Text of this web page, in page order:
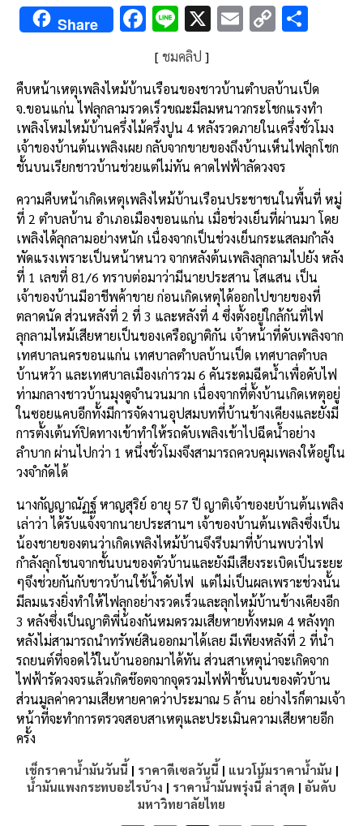
Share F
ac
e
b
o
o
k
Li
n
e
X E
l
C
Li
n
k
e
[ชมคลิป ]
คืบหน้าเหตุเพลิงไหม้บ้านเรือนของชาวบ้านตำบลบ้านเป็ด
จ.ขอนแก่น ไฟลุกลามรวดเร็วขณะมีลมหนาวกระโชกแรงทำ
เพลิงโหมไหม้บ้านครึ่งไม้ครึ่งปูน 4หลังรวดภายในเครึ่งชั่วโมง
เจ้าของบ้านต้นเพลิงเผย กลับจากขายของถึงบ้านเห็นไฟลุกโชก
ชั้นบนเรียกชาวบ้านช่วยแต่ไม่ทัน คาดไฟฟ้าลัดวงจร
ความคืบหน้าเกิดเหตุเพลิงไหม้บ้านเรือนประชาชนในพื้นที่ หมู่
ที่ 2 ตำบลบ้าน อำเภอเมืองขอนแก่น เมื่อช่วงเย็นที่ผ่านมา โดย
เพลิงได้ลุกลามอย่างหนัก เนื่องจากเป็นช่วงเย็นกระแสลมกำลัง
พัดแรงเพราะเป็นหน้าหนาว จากหลังต้นเพลิงลุกลามไปยัง หลัง
ที่ 1 เลขที่ 81/6 ทราบต่อมาว่ามีนายประสาน โสแสน เป็น
เจ้าของบ้านมีอาชีพค้าขาย ก่อนเกิดเหตุได้ออกไปขายของที่
ตลาดนัด ส่วนหลังที่ 2 ที่ 3 และหลังที่ 4ซึ่งตั้งอยู่ใกล้กันที่ไฟ
ลุกลามไหม้เสียหายเป็นของเครือญาติกัน เจ้าหน้าที่ดับเพลิงจาก
เทศบาลนครขอนแก่น เทศบาลตำบลบ้านเป็ด เทศบาลตำบล
บ้านหว้า และเทศบาลเมืองเก่ารวม 6 คันระดมฉีดน้ำเพื่อดับไฟ
ท่ามกลางชาวบ้านมุงดูจำนวนมาก เนื่องจากที่ตั้งบ้านเกิดเหตุอยู่
ในซอยแคบอีกทั้งมีการจัดงานอุปสมบทที่บ้านข้างเคียงและยังมี
การตั้งเต้นท์ปิดทางเข้าทำให้รถดับเพลิงเข้าไปฉีดน้ำอย่าง
ลำบาก ผ่านไปกว่า 1 หนึ่งชั่วโมงจึงสามารถควบคุมเพลงให้อยู่ใน
วงจำกัดได้
นางกัญญาณัฏฐ์หาญสุริย์ อายุ 57ปี ญาติเจ้าของยบ้านต้นเพลิง
เล่าว่า ได้รับแจ้งจากนายประสานฯ เจ้าของบ้านต้นเพลิงซึ่งเป็น
น้องชายของตนว่าเกิดเพลิงไหม้บ้านจึงรีบมาที่บ้านพบว่าไฟ
กำลังลุกโชนจากชั้นบนของตัวบ้านและยังมีเสียงระเบิดเป็นระยะ
ๆจึงช่วยกันกับชาวบ้านใช้น้ำดับไฟ แต่ไม่เป็นผลเพราะช่วงนั้น
มีลมแรงยิ่งทำให้ไฟลุกอย่างรวดเร็วและลุกไหม้บ้านข้างเคียงอีก
3 หลังซึ่งเป็นญาติพี่น้องกันหมดรวมเสียหายทั้งหมด 4หลังทุก
หลังไม่สามารถนำทรัพย์สินออกมาได้เลย มีเพียงหลังที่ 2 ที่นำ
รถยนต์ที่จอดไว้ในบ้านออกมาได้ทัน ส่วนสาเหตุน่าจะเกิดจาก
ไฟฟ้ารัดวงจรแล้วเกิดช๊อตจากจุดรวมไฟฟ้าชั้นบนของตัวบ้าน
ส่วนมูลค่าความเสียหายคาดว่าประมาณ 5 ล้าน อย่างไรก็ตามเจ้า
หน้าที่จะทำการตรวจสอบสาเหตุและประเมินความเสียหายอีก
ครั้ง
เช็กราคาน้ำมันวันนี้ | ราคาดีเซลวันนี้ | แนวโน้มราคาน้ำมัน |
น้ำมันแพงกระทบอะไรบ้าง | ราคาน้ำมันพรุ่งนี้ ล่าสุด | อันดับ
มหาวิทยาลัยไทย